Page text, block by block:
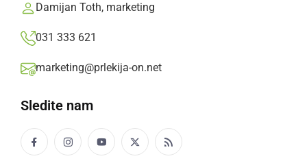
Damijan Toth, marketing
031 333 621
marketing@prlekija-on.net
Sledite nam
Kultura
Politika